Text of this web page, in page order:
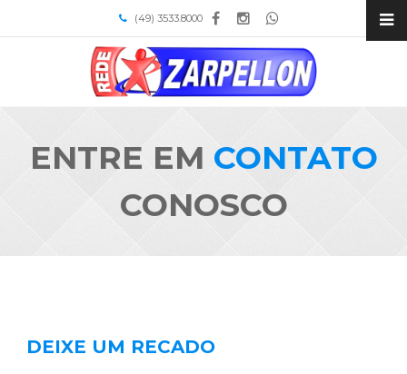
(49) 3533.8000
ENTRE EM CONTATO
CONOSCO
DEIXE UM RECADO